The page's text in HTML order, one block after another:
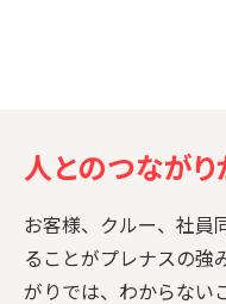
人とのつなが
お客様、クルー、社員
ることがプレナスの強
がりでは、わからない